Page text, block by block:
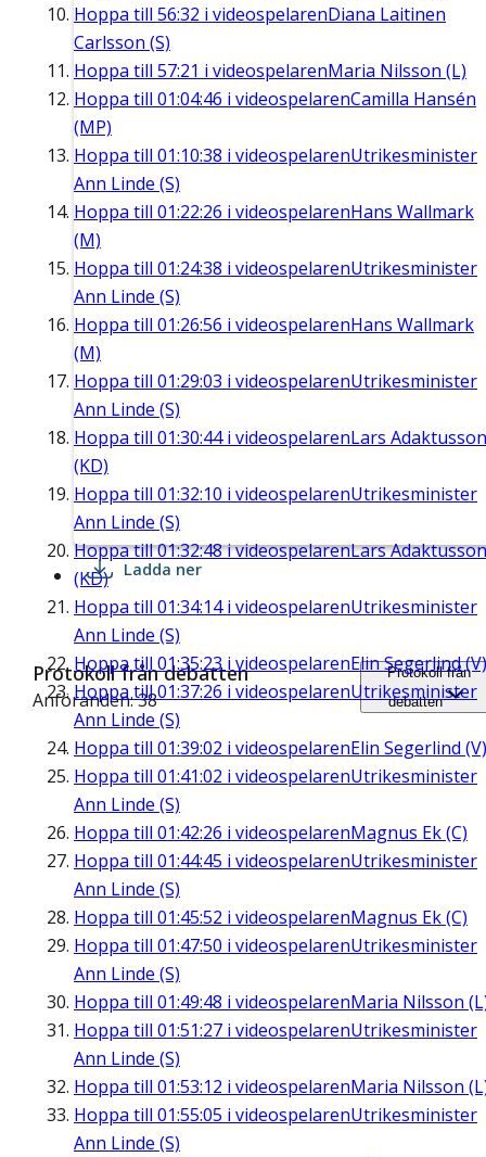
Hoppa till 56:32 i videospelarenDiana Laitinen
Carlsson (S)
Hoppa till 57:21 i videospelarenMaria Nilsson (L)
Hoppa till 01:04:46 i videospelarenCamilla Hansén
(MP)
Hoppa till 01:10:38 i videospelarenUtrikesminister
Ann Linde (S)
Hoppa till 01:22:26 i videospelarenHans Wallmark
(M)
Hoppa till 01:24:38 i videospelarenUtrikesminister
Ann Linde (S)
Hoppa till 01:26:56 i videospelarenHans Wallmark
(M)
Hoppa till 01:29:03 i videospelarenUtrikesminister
Ann Linde (S)
Hoppa till 01:30:44i videospelarenLars Adaktusson
(KD)
Hoppa till 01:32:10 i videospelarenUtrikesminister
Ann Linde (S)
Hoppa till01:32:48i videospelarenLars Adaktusson
(KD)
Hoppa till 01:34:14i videospelarenUtrikesminister
Ann Linde (S)
Hoppa till 01:35:23 i videospelarenElin Segerlind (V)
Hoppa till01:37:26 i videospelarenUtrikesminister
Ann Linde (S)
Hoppa till 01:39:02 i videospelarenElin Segerlind (V)
Hoppa till 01:41:02 i videospelarenUtrikesminister
Ann Linde (S)
Hoppa till 01:42:26 i videospelarenMagnus Ek (C)
Hoppa till 01:44:45 i videospelarenUtrikesminister
Ann Linde (S)
Hoppa till 01:45:52 i videospelarenMagnus Ek (C)
Hoppa till 01:47:50 i videospelarenUtrikesminister
Ann Linde (S)
Hoppa till 01:49:48 i videospelarenMaria Nilsson
Hoppa till 01:51:27 i videospelarenUtrikesminister
Ann Linde (S)
Hoppa till 01:53:12 i videospelarenMaria Nilsson
Hoppa till 01:55:05 i videospelarenUtrikesminister
Ann Linde (S)
Ladda ner
Protokoll från debatten
Anföranden: 38
Protokoll från
debatten